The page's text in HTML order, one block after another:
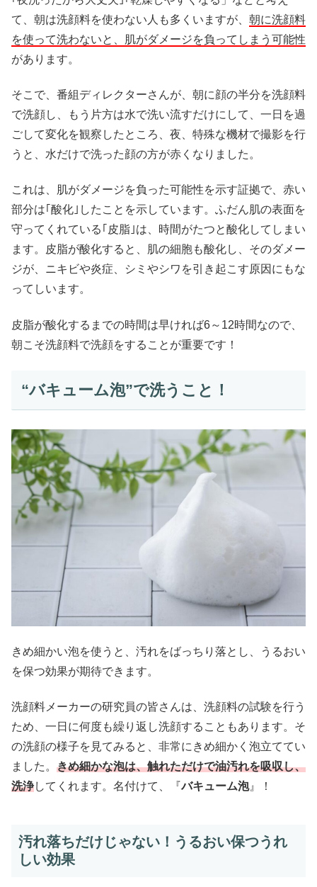
て、朝は洗顔料を使わない人も多くいますが、 朝に洗顔料
を使って洗わないと、肌がダメージを負ってしまう可能性
があります。
そこで、番組ディレクターさんが、朝に顔の半分を洗顔料
で洗顔し、もう片方は水で洗い流すだけにして、一日を過
ごして変化を観察したところ、夜、特殊な機材で撮影を行
うと、水だけで洗った顔の方が赤くなりました。
これは、肌がダメージを負った可能性を示す証拠で、赤い
部分は｢酸化｣したことを示しています。ふだん肌の表面を
守ってくれている｢皮脂｣は、時間がたつと酸化してしまい
ます。皮脂が酸化すると、肌の細胞も酸化し、そのダメー
ジが、ニキビや炎症、シミやシワを引き起こす原因にもな
ってしいます。
皮脂が酸化するまでの時間は早ければ6～12時間なので、
朝こそ洗顔料で洗顔をすることが重要です！
“バキューム泡”で洗うこと！
きめ細かい泡を使うと、汚れをばっちり落とし、うるおい
を保つ効果が期待できます。
洗顔料メーカーの研究員の皆さんは、洗顔料の試験を行う
ため、一日に何度も繰り返し洗顔することもあります。そ
の洗顔の様子を見てみると、非常にきめ細かく泡立ててい
ました。 きめ細かな泡は、触れただけで油汚れを吸収し、
洗浄してくれます。名付けて、『バキューム泡』！
汚れ落ちだけじゃない！うるおい保つうれ
しい効果